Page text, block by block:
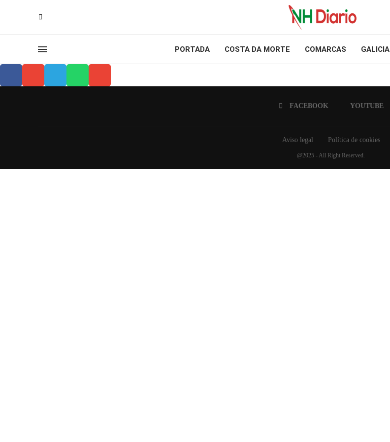
PORTADA COSTA DA MORTE COMARCAS GALICIA
FACEBOOK YOUTUBE
Aviso legal Política de cookies
@2025 - All Right Reserved.